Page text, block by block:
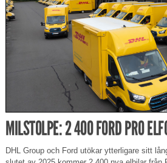
MILSTOLPE: 2 400 FORD PRO
DHL Group och Ford utökar ytterligare sitt